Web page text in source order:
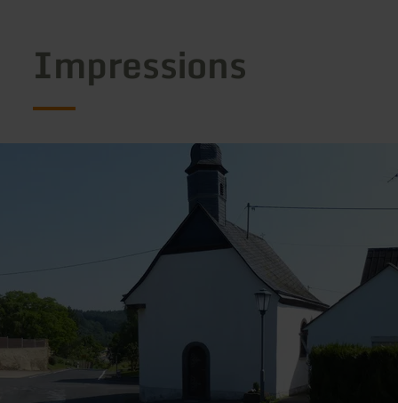
Impressions